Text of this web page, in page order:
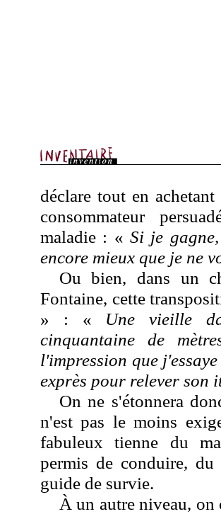
déclare tout en
consommateur
maladie : «Si je
encore mieux que je ne
Ou bien, dans un
Fontaine, cette
» : « Une vieille
cinquantaine de
l'impression que
exprès pour relever son
On ne s'étonnera
n'est pas le moins
fabuleux tienne du
permis de conduire,
guide de survie.
À un autre niveau, on